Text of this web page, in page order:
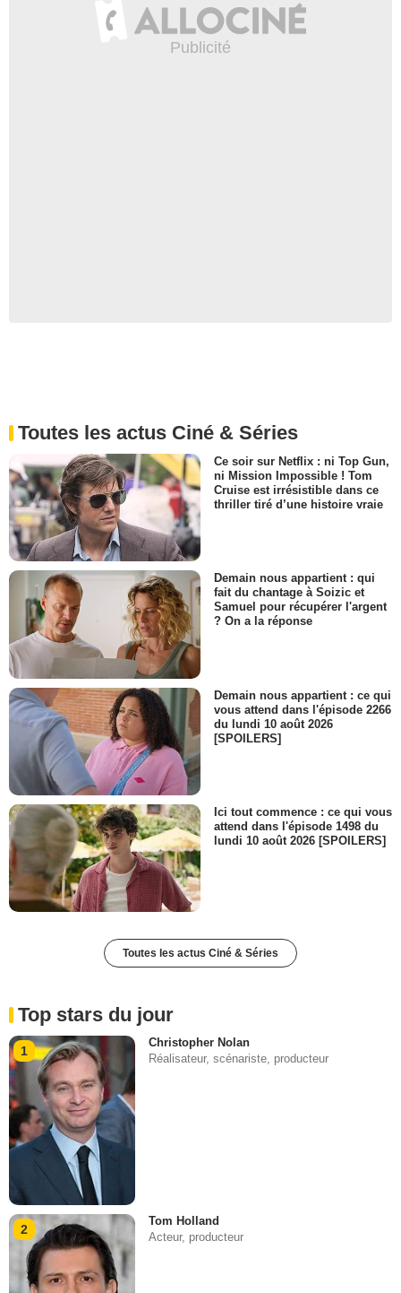
Toutes les actus Ciné & Séries
Ce soir sur Netflix : ni Top Gun,
ni Mission Impossible ! Tom
Cruise est irrésistible dans ce
thriller tiré d’une histoire vraie
Demain nous appartient : qui
fait du chantage à Soizic et
Samuel pour récupérer l'argent
? On a la réponse
Demain nous appartient : ce qui
vous attend dans l'épisode 2266
du lundi 10 août 2026
[SPOILERS]
Ici tout commence : ce qui vous
attend dans l'épisode 1498 du
lundi 10 août 2026 [SPOILERS]
Toutes les actus Ciné & Séries
Top stars du jour
1
Christopher Nolan
Réalisateur, scénariste, producteur
2
Tom Holland
Acteur, producteur